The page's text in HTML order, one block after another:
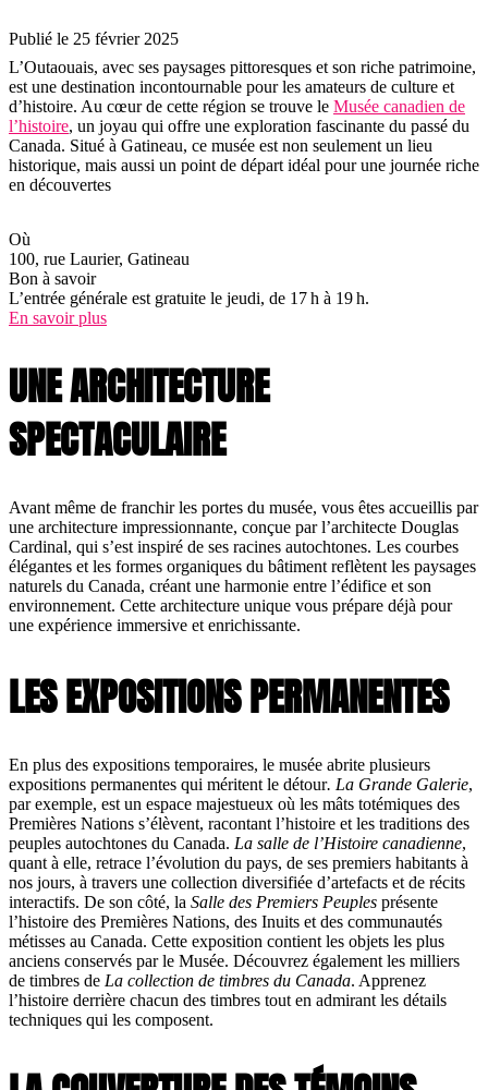
Publié le 25 février 2025
L’Outaouais, avec ses paysages pittoresques et son riche patrimoine,
est une destination incontournable pour les amateurs de culture et
d’histoire. Au cœur de cette région se trouve le Musée canadien de
l’histoire, un joyau qui offre une exploration fascinante du passé du
Canada. Situé à Gatineau, ce musée est non seulement un lieu
historique, mais aussi un point de départ idéal pour une journée riche
en découvertes
Où
100, rue Laurier, Gatineau
Bon à savoir
L’entrée générale est gratuite le jeudi, de 17 h à 19 h.
En savoir plus
UNE ARCHITECTURE
SPECTACULAIRE
Avant même de franchir les portes du musée, vous êtes accueillis par
une architecture impressionnante, conçue par l’architecte Douglas
Cardinal, qui s’est inspiré de ses racines autochtones. Les courbes
élégantes et les formes organiques du bâtiment reflètent les paysages
naturels du Canada, créant une harmonie entre l’édifice et son
environnement. Cette architecture unique vous prépare déjà pour
une expérience immersive et enrichissante.
LES EXPOSITIONS PERMANENTES
En plus des expositions temporaires, le musée abrite plusieurs
expositions permanentes qui méritent le détour. La Grande Galerie,
par exemple, est un espace majestueux où les mâts totémiques des
Premières Nations s’élèvent, racontant l’histoire et les traditions des
peuples autochtones du Canada. La salle de l’Histoire canadienne,
quant à elle, retrace l’évolution du pays, de ses premiers habitants à
nos jours, à travers une collection diversifiée d’artefacts et de récits
interactifs. De son côté, la Salle des Premiers Peuples présente
l’histoire des Premières Nations, des Inuits et des communautés
métisses au Canada. Cette exposition contient les objets les plus
anciens conservés par le Musée. Découvrez également les milliers
de timbres de La collection de timbres du Canada. Apprenez
l’histoire derrière chacun des timbres tout en admirant les détails
techniques qui les composent.